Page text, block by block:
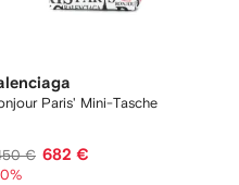
Paris' Mini-Tasche
€ 682 €